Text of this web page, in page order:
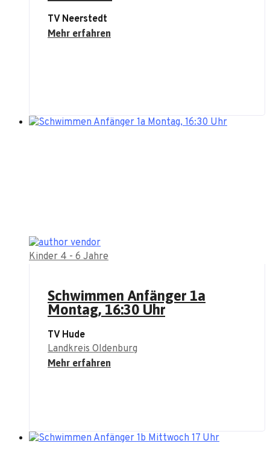
TV Neerstedt
Mehr erfahren
Kinder 4 - 6 Jahre
Schwimmen Anfänger 1a
Montag, 16:30 Uhr
TV Hude
Landkreis Oldenburg
Mehr erfahren